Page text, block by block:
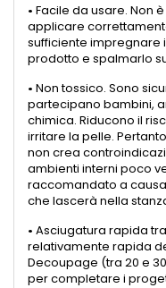
• Facile da usare. Non
applicare
sufficiente impregnare
prodotto e spalmarlo
• Non tossico. Sono
partecipano bambini,
chimica. Riducono il
irritare la pelle.
non crea
ambienti interni poco
raccomandato a
che lascerà nella
• Asciugatura rapida
relativamente rapida
Decoupage (tra 20 e
per completare i